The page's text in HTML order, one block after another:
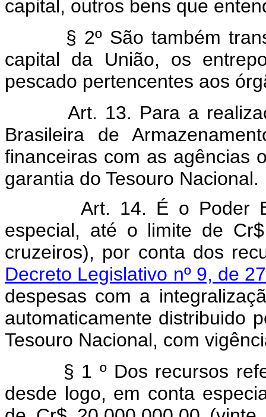
capital, outros bens que
§ 2º São também
capital da União, os
pescado pertencentes aos
Art. 13. Para a
Brasileira de
financeiras com as agências
garantia do Tesouro Nacional.
Art. 14. É o Poder
especial, até o limite de
cruzeiros), por conta dos
Decreto Legislativo nº 9, de
despesas com a
automaticamente distribuido
Tesouro Nacional, com
§ 1 º Dos recursos
desde logo, em conta